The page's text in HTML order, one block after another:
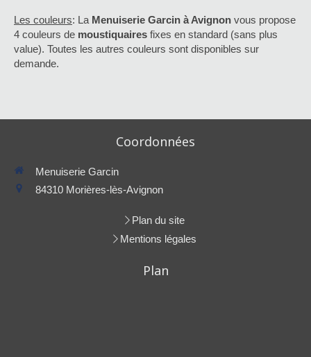
Les couleurs: La Menuiserie Garcin à Avignon vous propose
4 couleurs de moustiquaires fixes en standard (sans plus
value). Toutes les autres couleurs sont disponibles sur
demande.
Coordonnées
Menuiserie Garcin
84310 Morières-lès-Avignon
Plan du site
Mentions légales
Plan